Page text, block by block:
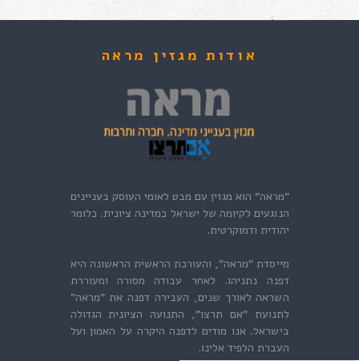
אודות מגזין מראה
"מראה" הוא מגזין עם מבט לאומי העוסק בעניינים
הנוגעים לקיומה של ישראל כמדינה ציונית. כלומר
יהודית ודמוקרטית.
מייסדת "מראה", והעורכת הראשית הראשונה היא
דפנה נתניהו. לאחר עבודה מסורה ומעוררת
השראה לאורך שנים, העבירה דפנה את "מראה"
לתנועת "אם תרצו", התנועה הציונית הגדולה
בישראל. אנו מודים לדפנה היקרה על האמון ועל
העברת הלפיד אלינו.